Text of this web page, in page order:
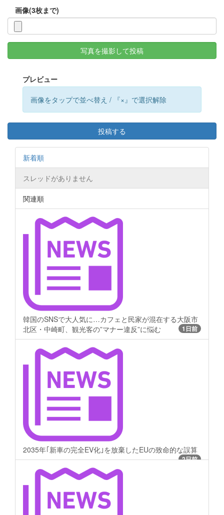
画像(3枚まで)
写真を撮影して投稿
プレビュー
画像をタップで並べ替え / 『×』で選択解除
投稿する
新着順
スレッドがありません
関連順
韓国のSNSで大人気に…カフェと民家が混在する大阪市
北区・中崎町、観光客の”マナー違反”に悩む
1日前
2035年｢新車の完全EV化｣を放棄したEUの致命的な誤算
2日前